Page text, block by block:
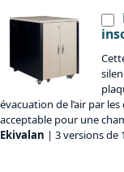
évacuation de l’air par
acceptable pour une
Ekivalan | 3 versions de